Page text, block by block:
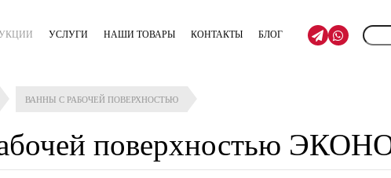
УСЛУГИ НАШИ ТОВАРЫ КОНТАКТЫ БЛОГ
ВАННЫ С РАБОЧЕЙ ПОВЕРХНОСТЬЮ
поверхностью